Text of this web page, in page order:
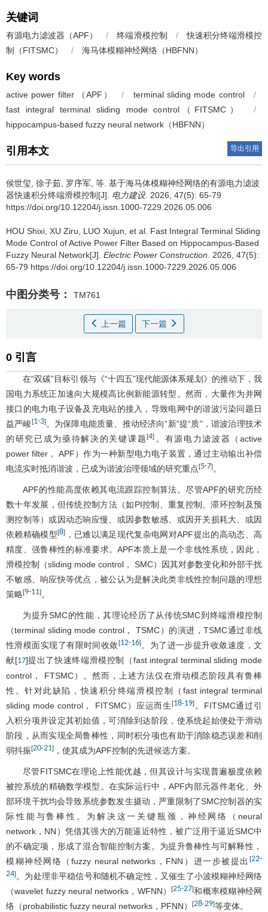
关键词
有源电力滤波器（APF） / 终端滑模控制 /
快速积分终端滑模控
制（FITSMC）
/ 海马体模糊神经网络（HBFNN）
Key words
active power filter （APF） / terminal sliding mode control
/
fast integral terminal sliding mode control（FITSMC）
/
hippocampus-based fuzzy neural network（HBFNN）
引用本文 导出引用
侯世玺 徐子茹 罗序军 等 基于海马体模糊神经网络的有源电力滤波
器快速积分终端滑模控制[J]. 电力建设. 2026, 47(5): 65-79
https://doi.org/10.12204/j.issn.1000-7229.2026.05.006
HOU Shixi XU Ziru LUO Xujun et al Fast Integral Terminal Sliding
Mode Control of Active Power Filter Based on Hippocampus-Based
Fuzzy Neural Network[J]. Electric Power Construction . 2026, 47(5):
65-79 https://doi.org/10.12204/j.issn.1000-7229.2026.05.006
中图分类号： TM761
上一篇 下一篇
0 引言
在“双碳”目标引领与《“十四五”现代能源体系规划》的推动下，我
国电力系统正加速向大规模高比例新能源转型。然而，大量作为并网
接口的电力电子设备及充电站的接入，导致电网中的谐波污染问题日
益严峻[1-3]。为保障电能质量、推动经济向“新”提“质”，谐波治理技术
的研究已成为亟待解决的关键课题[4] 。有源电力滤波器（active
power filter， APF）作为一种新型电力电子装置，通过主动输出补偿
电流实时抵消谐波，已成为谐波治理领域的研究重点[5-7]。
APF的性能高度依赖其电流跟踪控制算法。尽管APF的研究历经
数十年发展，但传统控制方法（如PI控制、重复控制、滞环控制及预
测控制等）或因动态响应慢、或因参数敏感、或因开关损耗大、或因
依赖精确模型[8] ，已难以满足现代复杂电网对APF提出的高动态、高
精度、强鲁棒性的标准要求。APF本质上是一个非线性系统，因此，
滑模控制（sliding mode control， SMC）因其对参数变化和外部干扰
不敏感、响应快等优点，被公认为是解决此类非线性控制问题的理想
策略[9-11]。
为提升SMC的性能，其理论经历了从传统SMC到终端滑模控制
（terminal sliding mode control， TSMC）的演进，TSMC通过非线
性滑模面实现了有限时间收敛[12-16]。为了进一步提升收敛速度，文
献[17]提出了快速终端滑模控制（fast integral terminal sliding mode
control， FTSMC）。然而，上述方法仅在滑动模态阶段具有鲁棒
性。针对此缺陷，快速积分终端滑模控制（fast integral terminal
sliding mode control， FITSMC）应运而生[18-19]。FITSMC通过引
入积分项并设定其初始值，可消除到达阶段，使系统起始便处于滑动
阶段，从而实现全局鲁棒性，同时积分项也有助于消除稳态误差和削
弱抖振[20-21] ，使其成为APF控制的先进候选方案。
尽管FITSMC在理论上性能优越，但其设计与实现普遍极度依赖
被控系统的精确数学模型。在实际运行中，APF内部元器件老化、外
部环境干扰均会导致系统参数发生摄动，严重限制了SMC控制器的实
际性能与鲁棒性。为解决这一关键瓶颈，神经网络（neural
network，NN）凭借其强大的万能逼近特性，被广泛用于逼近SMC中
的不确定项，形成了混合智能控制方案。为提升鲁棒性与可解释性，
模糊神经网络（fuzzy neural networks，FNN）进一步被提出 [22-
24]。为处理非平稳信号和随机不确定性，又催生了小波模糊神经网络
（wavelet fuzzy neural networks，WFNN）
[25-27]和概率模糊神经网
络（probabilistic fuzzy neural networks，PFNN）
[28-29]等变体。